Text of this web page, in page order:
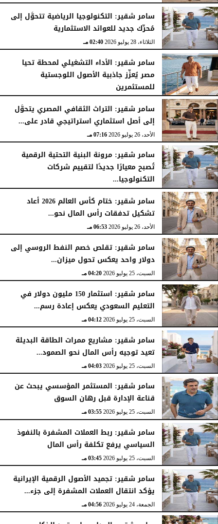
سامر شقير: التكنولوجيا الرياضية تتحوَّل إلى
مُحرِّك جديد للعوائد الاستثمارية
الثلاثاء، 28 يوليو 2026 02:40 مـ
سامر شقير: الأداء التشغيلي لمحطة تحيا
مصر يُعزِّز جاذبية الأصول اللوجستية
للمستثمرين
الأحد، 26 يوليو 2026 07:27 مـ
سامر شقير: التراث الثقافي المصري يتحوَّل
إلى أصل استثماري استراتيجي قادر على...
الأحد، 26 يوليو 2026 07:16 مـ
سامر شقير: مرونة البنية التحتية الرقمية
تُصبح معيارًا جديدًا لتقييم شركات
التكنولوجيا...
الأحد، 26 يوليو 2026 07:03 مـ
سامر شقير: ختام كأس العالم 2026 أعاد
تشكيل تدفقات رأس المال نحو...
الأحد، 26 يوليو 2026 06:53 مـ
سامر شقير: تقلص خصم النفط الروسي إلى
دولار واحد يعكس تحول ميزان...
السبت، 25 يوليو 2026 04:20 مـ
سامر شقير: استثمار 150 مليون دولار في
التعليم السعودي يعكس إعادة رسم...
السبت، 25 يوليو 2026 04:12 مـ
سامر شقير: مشاريع ممرات الطاقة البديلة
تعيد توجيه رأس المال نحو الصمود...
السبت، 25 يوليو 2026 04:03 مـ
سامر شقير: المستثمر المؤسسي يبحث عن
قناعة الإدارة قبل رهان السوق
السبت، 25 يوليو 2026 03:55 مـ
سامر شقير: ربط العملات المشفرة بالنفوذ
السياسي يرفع تكلفة رأس المال
السبت، 25 يوليو 2026 03:45 مـ
سامر شقير: تجميد الأصول الرقمية الإيرانية
يؤكد انتقال العملات المشفرة إلى جزء...
الجمعة، 24 يوليو 2026 04:56 مـ